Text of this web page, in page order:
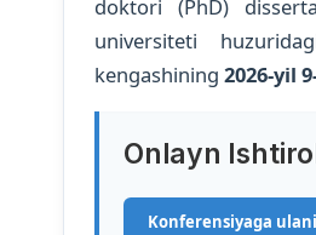
doktori (PhD)
universiteti
kengashining 2026-yil
Onlayn
Konferensiyaga